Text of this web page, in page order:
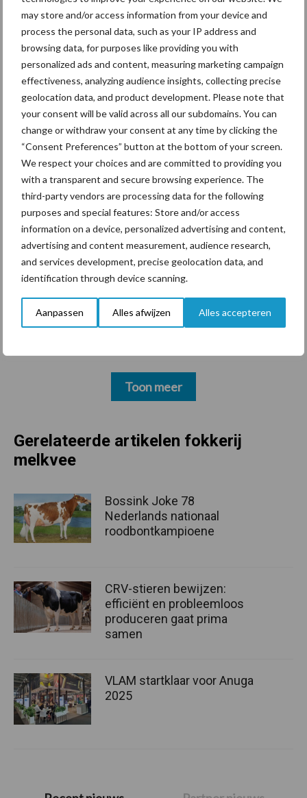
may store and/or access information from your device and
process the personal data, such as your IP address and
browsing data, for purposes like providing you with
personalized ads and content, measuring marketing campaign
effectiveness, analyzing audience insights, collecting precise
geolocation data, and product development. Please note that
your consent will be valid across all our subdomains. You can
change or withdraw your consent at any time by clicking the
“Consent Preferences” button at the bottom of your screen.
We respect your choices and are committed to providing you
with a transparent and secure browsing experience. The
third-party vendors are processing data for the following
purposes and special features: Store and/or access
information on a device, personalized advertising and content,
advertising and content measurement, audience research,
and services development, precise geolocation data, and
identification through device scanning.
Aanpassen Alles afwijzen Alles accepteren
namen zijn Groenibo Luna PP (221 NVI), Kooistra Holst Wim PP
(218 NVI), Caudumer Sietze PP (161 NVI), Caudumer Lewis PP
(159 NVI), Caudumer Hylke PP (148 NVI), Damian PP (144 NVI) en
Caudumer Logan PP (141 NVI). Een deel hiervan is gesekst
beschikbaar. Van Logan PP en Lewis PP zijn inmiddels de eerste
dochters aan de melk, wat bijdraagt aan verdere indexstijgingen
richting april.
Bron en beeld:KI Kampen
Primaire
Meer melkvee nieuws
Maak hier uw keuze:
bemesting Diergezondheid
Toon meer
Gerelateerde artikelen fokkerij
melkvee
Bossink Joke 78
Nederlands nationaal
roodbontkampioene
CRV-stieren bewijzen:
efficiënt en probleemloos
produceren gaat prima
samen
VLAM startklaar voor Anuga
2025